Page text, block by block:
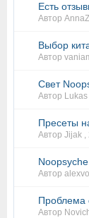
Есть
Автор
Выбор
Автор
Свет
Автор Lukas
Пресеты
Автор Jijak ,
Автор
Проблема
Автор